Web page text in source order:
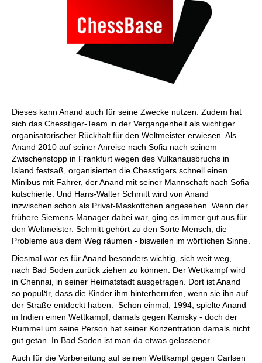
Dieses kann Anand auch für seine Zwecke nutzen. Zudem hat
sich das Chesstiger-Team in der Vergangenheit als wichtiger
organisatorischer Rückhalt für den Weltmeister erwiesen. Als
Anand 2010 auf seiner Anreise nach Sofia nach seinem
Zwischenstopp in Frankfurt wegen des Vulkanausbruchs in
Island festsaß, organisierten die Chesstigers schnell einen
Minibus mit Fahrer, der Anand mit seiner Mannschaft nach Sofia
kutschierte. Und Hans-Walter Schmitt wird von Anand
inzwischen schon als Privat-Maskottchen angesehen. Wenn der
frühere Siemens-Manager dabei war, ging es immer gut aus für
den Weltmeister. Schmitt gehört zu den Sorte Mensch, die
Probleme aus dem Weg räumen - bisweilen im wörtlichen Sinne.
Diesmal war es für Anand besonders wichtig, sich weit weg,
nach Bad Soden zurück ziehen zu können. Der Wettkampf wird
in Chennai, in seiner Heimatstadt ausgetragen. Dort ist Anand
so populär, dass die Kinder ihm hinterherrufen, wenn sie ihn auf
der Straße entdeckt haben. Schon einmal, 1994, spielte Anand
in Indien einen Wettkampf, damals gegen Kamsky - doch der
Rummel um seine Person hat seiner Konzentration damals nicht
gut getan. In Bad Soden ist man da etwas gelassener.
Auch für die Vorbereitung auf seinen Wettkampf gegen Carlsen